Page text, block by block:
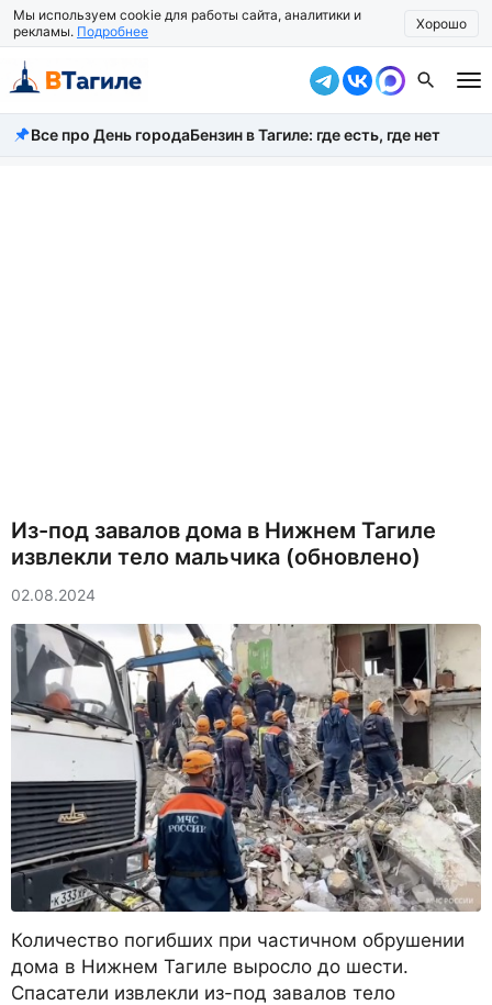
Мы используем cookie для работы сайта, аналитики и
рекламы. Подробнее Хорошо
Все новости
Все про День городаБензин в Тагиле: где есть, где нет
Из-под завалов дома в Нижнем Тагиле
извлекли тело мальчика (обновлено)
02.08.2024
Количество погибших при частичном обрушении
дома в Нижнем Тагиле выросло до шести.
Спасатели извлекли из-под завалов тело